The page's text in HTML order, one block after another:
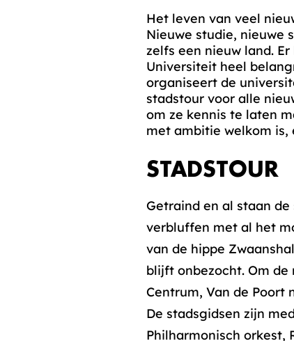
Het leven van veel
Nieuwe studie, nieuwe
zelfs een nieuw land.
Universiteit heel
organiseert de
stadstour voor alle
om ze kennis te laten
met ambitie welkom is,
STADSTOUR
Getraind en al staan
verbluffen met al het
van de hippe
blijft onbezocht. Om
Centrum, Van de Poort
De stadsgidsen zijn
Philharmonisch orkest,